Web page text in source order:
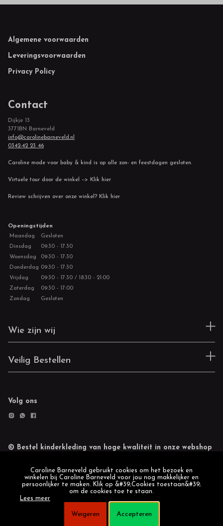
Footer
Algemene voorwaarden
Leveringsvoorwaarden
Privacy Policy
Contact
Dijkje 13
3771BN Barneveld
info@carolinebarneveld.nl
0342-42 23 46
Caroline mode voor baby & kind is op alle zon- en feestdagen gesloten.
Virtuele tour door de winkel --> Klik hier
Review schrijven over onze winkel? Klik hier
Openingstijden
Maandag
Gesloten
Dinsdag
09:30 - 17:30
Woensdag
09:30 - 17:30
Donderdag 09:30 - 17:30
Vrijdag
09:30 - 17:30 / 18:30 - 21:00
Zaterdag
09:30 - 17:00
Zondag
Gesloten
Wie zijn wij
Veilig Bestellen
Volg ons
© Bestel kinderkleding van hoge kwaliteit in onze webshop
Caroline Barneveld gebruikt cookies om het bezoek en
winkelen bij Caroline Barneveld voor jou nog makkelijker en
persoonlijker te maken. Klik op &#39;Cookies toestaan&#39;
om de cookies toe te staan.
Lees meer
Weigeren Accepteren